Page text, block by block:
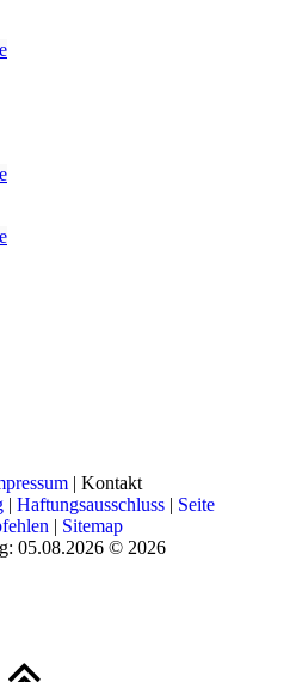
| Kontakt
| Haftungsausschluss | Seite
| Sitemap
05.08.2026 © 2026